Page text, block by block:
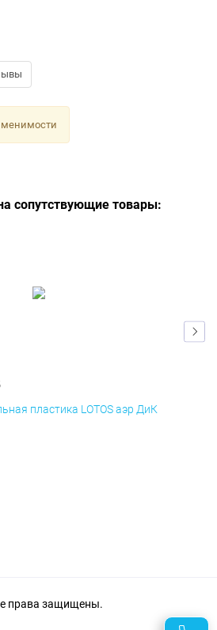
сопутствующие товары:
пластика LOTOS аэр ДиК
права защищены.